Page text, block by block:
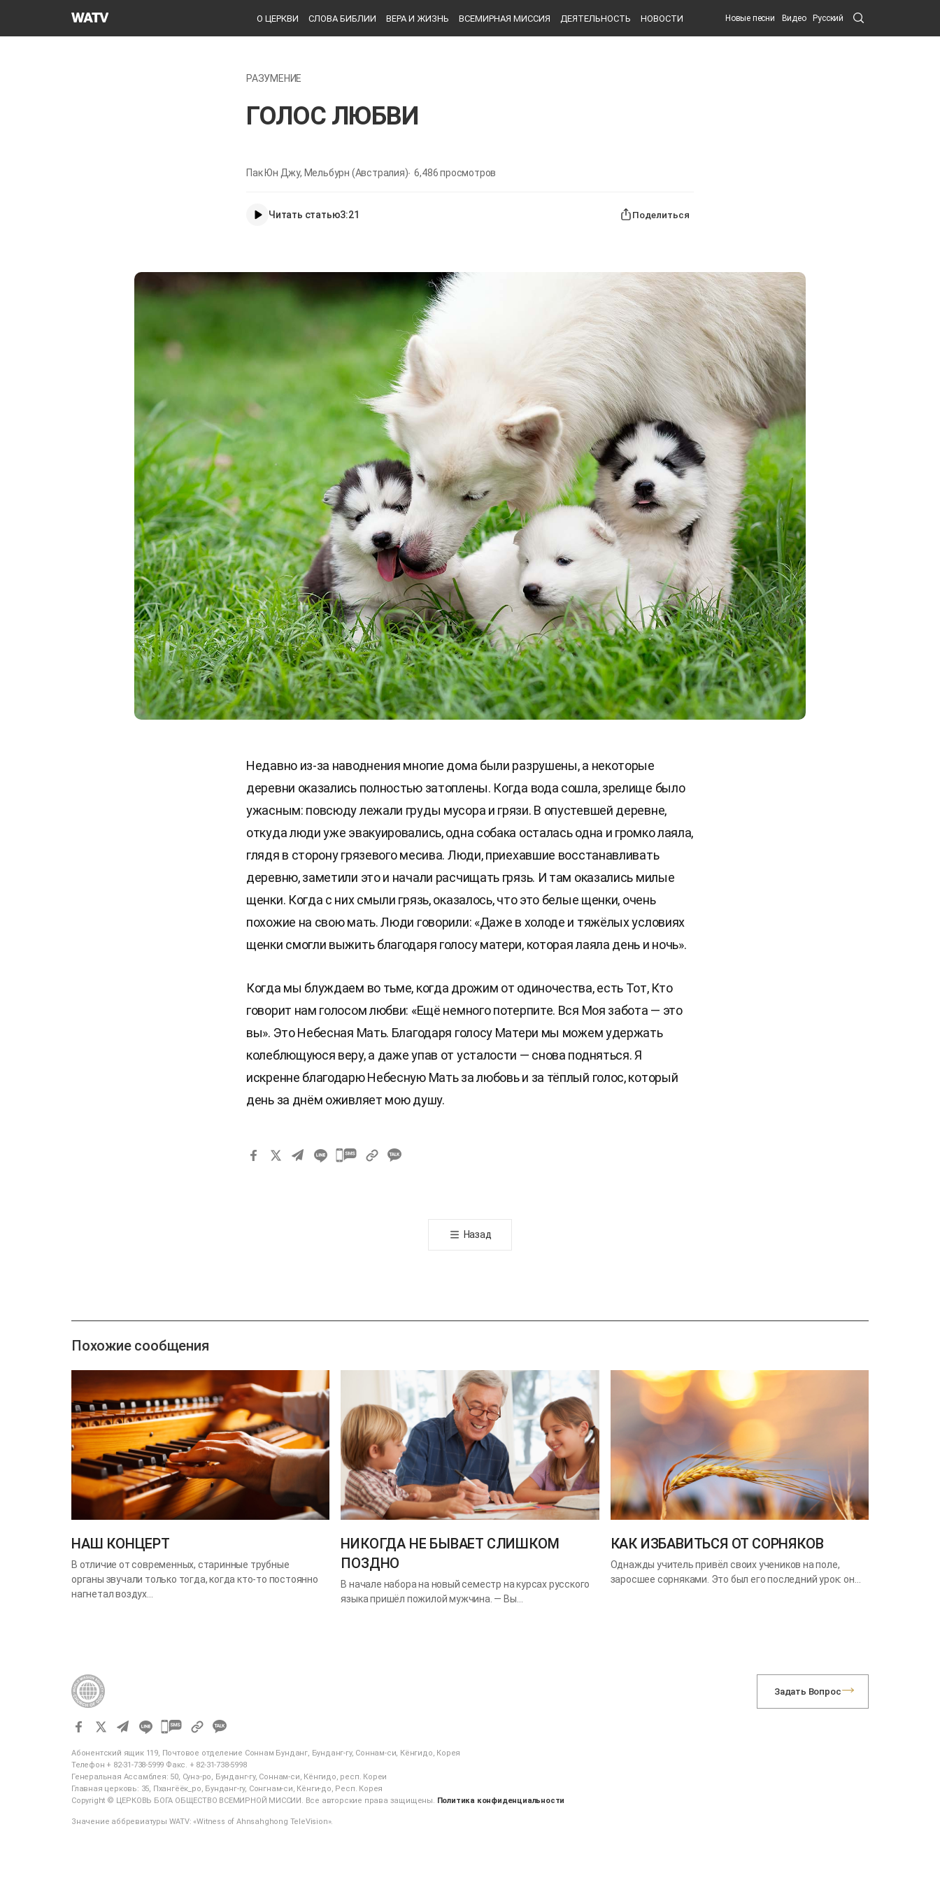
Церковь
О ЦЕРКВИ СЛОВА БИБЛИИ ВЕРА И ЖИЗНЬ ВСЕМИРНАЯ МИССИЯ ДЕЯТЕЛЬНОСТЬ НОВОСТИ Новые песни Видео Русский Search
Submit
РАЗУМЕНИЕ
ГОЛОС ЛЮБВИ
Пак Юн Джу, Мельбурн (Австралия) 6,486просмотров
Читать статью3:21 Поделиться
Недавно из-за наводнения многие дома были разрушены, а некоторые
деревни оказались полностью затоплены. Когда вода сошла, зрелище было
ужасным: повсюду лежали груды мусора и грязи. В опустевшей деревне,
откуда люди уже эвакуировались, одна собака осталась одна и громко лаяла,
глядя в сторону грязевого месива. Люди, приехавшие восстанавливать
деревню, заметили это и начали расчищать грязь. И там оказались милые
щенки. Когда с них смыли грязь, оказалось, что это белые щенки, очень
похожие на свою мать. Люди говорили: «Даже в холоде и тяжёлых условиях
щенки смогли выжить благодаря голосу матери, которая лаяла день и ночь».
Когда мы блуждаем во тьме, когда дрожим от одиночества, есть Тот, Кто
говорит нам голосом любви: «Ещё немного потерпите. Вся Моя забота — это
вы». Это Небесная Мать. Благодаря голосу Матери мы можем удержать
колеблющуюся веру, а даже упав от усталости — снова подняться. Я
искренне благодарю Небесную Мать за любовь и за тёплый голос, который
день за днём оживляет мою душу.
카
Назад
Похожие сообщения
НАШ КОНЦЕРТ
В отличие от современных, старинные трубные
органы звучали только тогда, когда кто-то постоянно
нагнетал воздух…
НИКОГДА НЕ БЫВАЕТ СЛИШКОМ
ПОЗДНО
В начале набора на новый семестр на курсах русского
языка пришёл пожилой мужчина. — Вы…
КАК ИЗБАВИТЬСЯ ОТ СОРНЯКОВ
Однажды учитель привёл своих учеников на поле,
заросшее сорняками. Это был его последний урок: он…
카
오
톡
공
하
Абонентский ящик 119, Почтовое отделение Соннам Бунданг, Бунданг-гу, Соннам-си, Кёнгидо, Корея
Телефон + 82-31-738-5999 Факс. + 82-31-738-5998
Генеральная Ассамблея: 50, Сунэ-ро, Бунданг-гу, Соннам-си, Кёнгидо, респ. Кореи
Главная церковь: 35, Пхангёёк_ро, Бунданг-гу, Сонгнам-си, Кёнги-до, Респ. Корея
Copyright © ЦЕРКОВЬ БОГА ОБЩЕСТВО ВСЕМИРНОЙ МИССИИ. Все авторские права защищены. Политика конфиденциальности
Значение аббревиатуры WATV: «Witness of Ahnsahghong TeleVision».
Задать Вопрос